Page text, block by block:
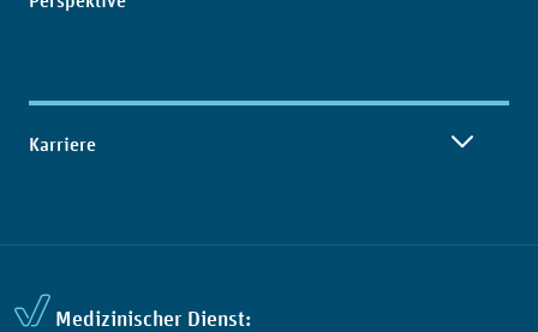
Karriere
Medizinischer Dienst: